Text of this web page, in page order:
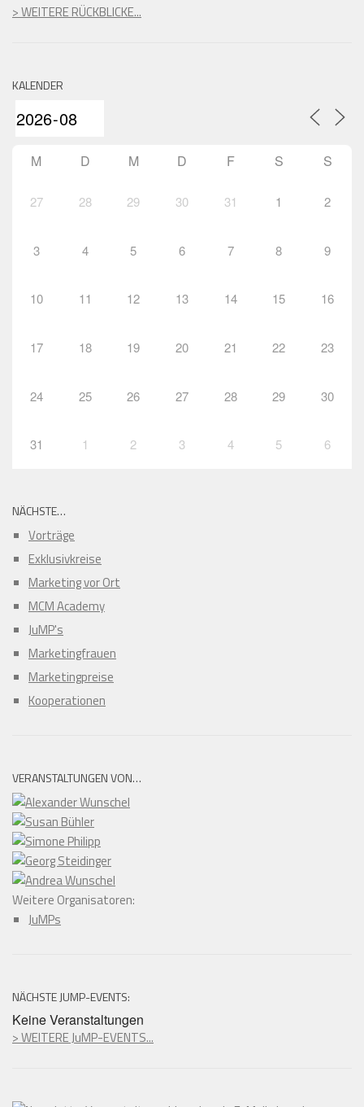
> WEITERE RÜCKBLICKE...
KALENDER
M D M D F S S
27 28 29 30 31 1 2
3 4 5 6 7 8 9
10 11 12 13 14 15 16
17 18 19 20 21 22 23
24 25 26 27 28 29 30
31 1 2 3 4 5 6
NÄCHSTE…
Vorträge
Exklusivkreise
Marketing vor Ort
MCM Academy
JuMP's
Marketingfrauen
Marketingpreise
Kooperationen
VERANSTALTUNGEN VON…
Weitere Organisatoren:
JuMPs
NÄCHSTE JUMP-EVENTS:
Keine Veranstaltungen
> WEITERE JuMP-EVENTS...